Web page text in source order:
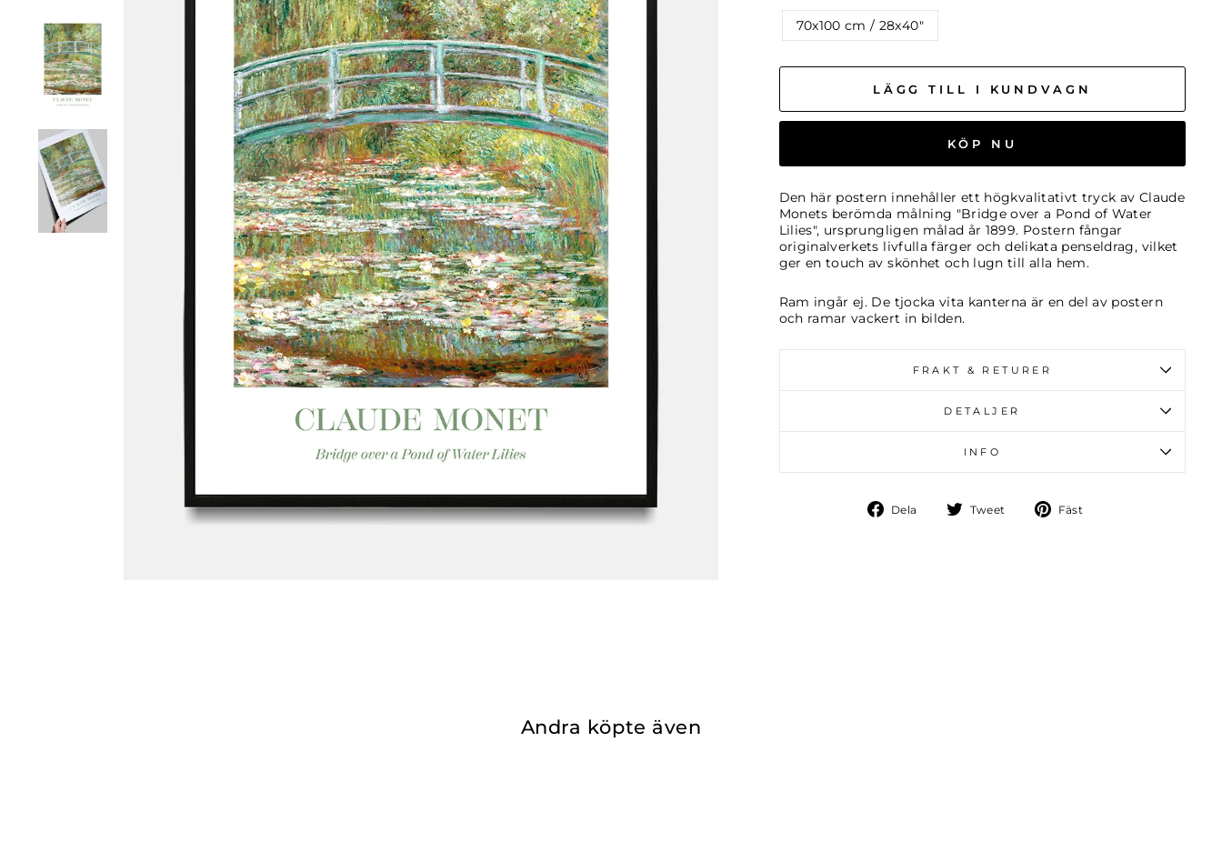
70x100 cm / 28x40″
LÄGG TILL I KUNDVAGN
KÖP NU
Den här postern innehåller ett högkvalitativt tryck av Claude
Monets berömda målning "Bridge over a Pond of Water
Lilies", ursprungligen målad år 1899. Postern fångar
originalverkets livfulla färger och delikata penseldrag, vilket
ger en touch av skönhet och lugn till alla hem.
Ram ingår ej. De tjocka vita kanterna är en del av postern
och ramar vackert in bilden.
FRAKT & RETURER
DETALJER
INFO
Dela
Dela
Tweet
Tweet Fäst
Andra köpte även